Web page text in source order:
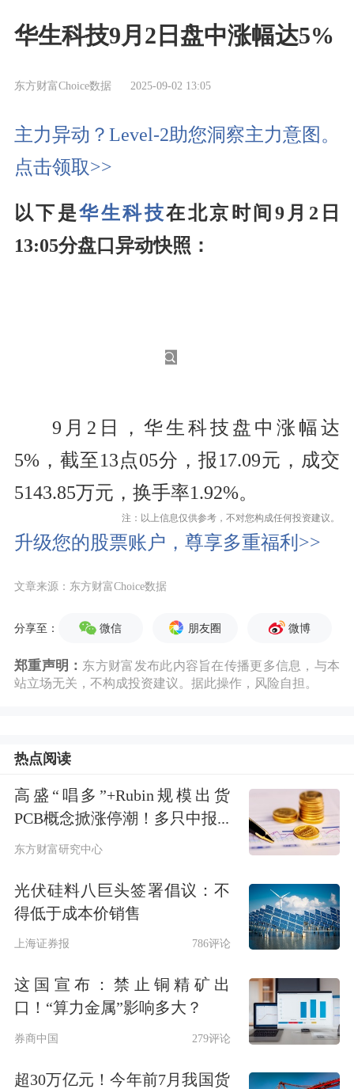
华生科技9月2日盘中涨幅达5%
东方财富Choice数据 2025-09-02 13:05
主力异动？Level-2助您洞察主力意图。
点击领取>>
以下是华生科技在北京时间9月2日
13:05分盘口异动快照：
9月2日，华生科技盘中涨幅达
5%，截至13点05分，报17.09元，成交
5143.85万元，换手率1.92%。
注：以上信息仅供参考，不对您构成任何投资建议。
升级您的股票账户，尊享多重福利>>
文章来源：东方财富Choice数据
分享至： 微信 朋友圈 微博
郑重声明： 东方财富发布此内容旨在传播更多信息，与本
站立场无关，不构成投资建议。据此操作，风险自担。
热点阅读
高盛“唱多”+Rubin规模出货
PCB概念掀涨停潮！多只中报...
东方财富研究中心
光伏硅料八巨头签署倡议：不
得低于成本价销售
上海证券报 786评论
这国宣布：禁止铜精矿出
口！“算力金属”影响多大？
券商中国 279评论
超30万亿元！今年前7月我国货